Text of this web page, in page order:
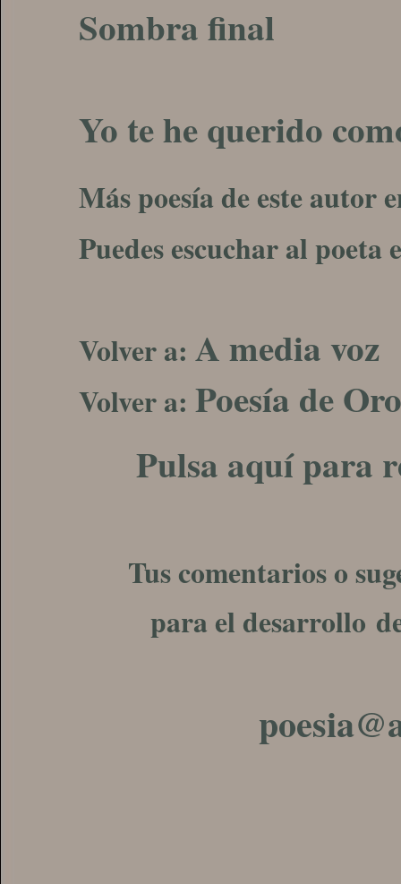
Sombra final
Yo te he querido
Más poesía de este autor
Puedes escuchar al poeta
Volver a: A media voz
Volver a: Poesía de Oro
Pulsa aquí para
Tus comentarios o
para el desarrollo